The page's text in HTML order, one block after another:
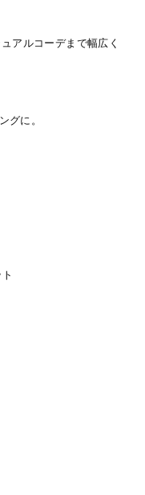
アルコーデまで幅広く
グに。